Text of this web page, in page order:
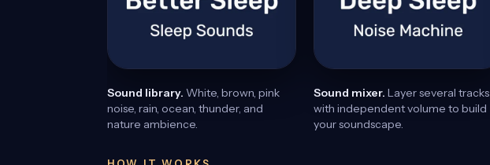
Sound library. White, brown, pink
noise, rain, ocean, thunder, and
nature ambience.
Sound mixer. Layer several tracks
with independent volume to build
your soundscape.